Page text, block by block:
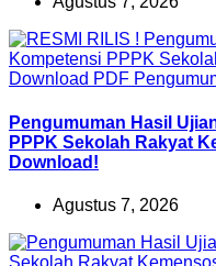
Pengumuman Hasil
PPPK Sekolah Rakyat
Download!
Agustus 7, 2026